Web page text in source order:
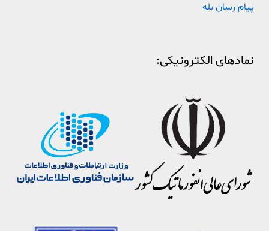
پیام رسان بله
نمادهای الکترونیکی: